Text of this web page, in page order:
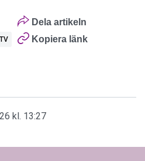
Dela artikeln
Kopiera länk
TV
kl. 13:27